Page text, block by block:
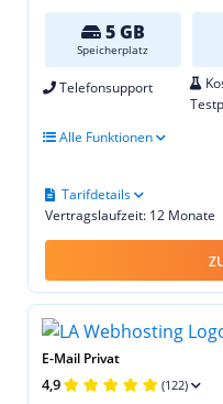
5 GB
Speicherplatz
Telefonsupport
Alle Funktionen
Vertragslaufzeit: 12 Monate
Tarifdetails
E-Mail Privat
4,9 (122)